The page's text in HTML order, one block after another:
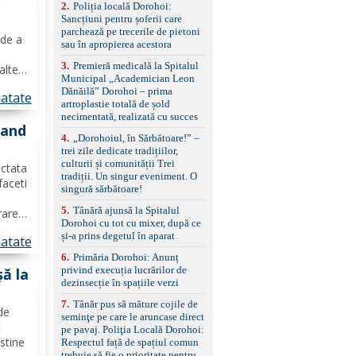
a
tip
la
reglaj lombar electric
pentru șofer și pasager
Volan multifuncțional
îmbrăcat în piele, cu
treptelor Adaptive cruise
control, asistent
schimbare bandă și
menținere bandă Faruri
bi-xenon adaptive cu
funcție Cornering,
asistent fază lungă
automată , lumini de zi
LED, proiectoare ceață
LED, spălătoare faruri
față/spate, cameră
marșarier Keyless entry
& start, geamuri electrice
electrice, încălzite și
rabatabile Sistem hands-
free, Bluetooth, USB
Sistem start/stop, frână
de parcare electrică,
anvelope vară runflat
Control presiune pneuri,
filtru de particule,
2. Poliția locală Dorohoi:
Sancțiuni pentru șoferii care
parchează pe trecerile de pietoni
sau în apropierea acestora
3. Premieră medicală la Spitalul
Municipal „Academician Leon
Dănăilă” Dorohoi – prima
artroplastie totală de șold
necimentată, realizată cu succes
4.
„Dorohoiul, în Sărbătoare!” –
trei zile dedicate tradițiilor,
culturii și comunității Trei
tradiții. Un singur eveniment. O
singură sărbătoare!
5. Tânără ajunsă la Spitalul
Dorohoi cu tot cu mixer, după ce
și-a prins degetul în aparat
6. Primăria Dorohoi: Anunț
privind execuția lucrărilor de
dezinsecție în spațiile verzi
7. Tânăr pus să măture cojile de
seminţe pe care le aruncase direct
pe pavaj. Poliţia Locală Dorohoi:
Respectul față de spațiul comun